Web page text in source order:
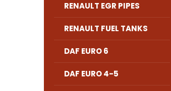
RENAULT EGR PIPES
RENAULT FUEL TANKS
DAF EURO 6
DAF EURO 4-5